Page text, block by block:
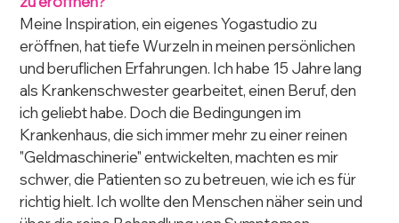
Meine Inspiration, ein eigenes Yogastudio zu
eröffnen, hat tiefe Wurzeln in meinen persönlichen
und beruflichen Erfahrungen. Ich habe 15 Jahre lang
als Krankenschwester gearbeitet, einen Beruf, den
ich geliebt habe. Doch die Bedingungen im
Krankenhaus, die sich immer mehr zu einer reinen
"Geldmaschinerie" entwickelten, machten es mir
schwer, die Patienten so zu betreuen, wie ich es für
richtig hielt. Ich wollte den Menschen näher sein und